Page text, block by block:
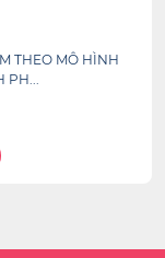
THEO MÔ HÌNH